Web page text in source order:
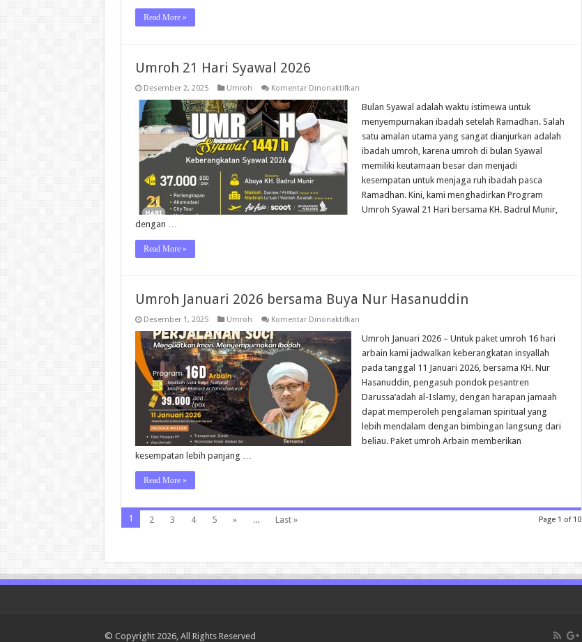
Read More »
Umroh 21 Hari Syawal 2026
Desember 2, 2025 Umroh Komentar Dinonaktifkanpada
21
Syawal
2026
Bulan Syawal adalah waktu istimewa untuk
menyempurnakan ibadah setelah Ramadhan. Salah
satu amalan utama yang sangat dianjurkan adalah
ibadah umroh, karena umroh di bulan Syawal
memiliki keutamaan besar dan menjadi
kesempatan untuk menjaga ruh ibadah pasca
Ramadhan. Kini, kami menghadirkan Program
Umroh Syawal 21 Hari bersama KH. Badrul Munir,
dengan …
Read More »
Umroh Januari 2026 bersama Buya Nur Hasanuddin
Desember 1, 2025 Umroh Komentar Dinonaktifkanpada
Januari
bersama
Buya
Nur
Hasanuddin
Umroh Januari 2026 – Untuk paket umroh 16 hari
arbain kami jadwalkan keberangkatan insyallah
pada tanggal 11 Januari 2026, bersama KH. Nur
Hasanuddin, pengasuh pondok pesantren
Darussa’adah al-Islamy, dengan harapan jamaah
dapat memperoleh pengalaman spiritual yang
lebih mendalam dengan bimbingan langsung dari
beliau. Paket umroh Arbain memberikan
kesempatan lebih panjang …
Read More »
Page 1 of 10
1 2 3 4 5 » ... Last »
© Copyright 2026, All Rights Reserved